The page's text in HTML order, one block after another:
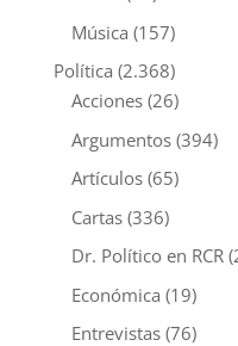
Música (157)
Política (2.368)
Acciones(26)
Argumentos(394)
Artículos(65)
Cartas(336)
Dr. Político en RCR
Económica (19)
Entrevistas(76)